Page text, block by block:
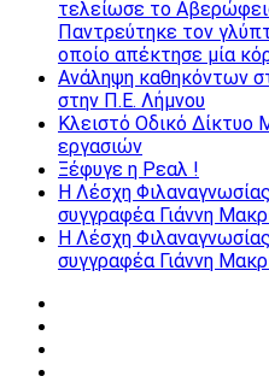
τελείωσε το
Παντρεύτηκε τον
οποίο απέκτησε μία
Ανάληψη καθηκόντων
στην Π.Ε. Λήμνου
Κλειστό Οδικό
εργασιών
Ξέφυγε η Ρεαλ !
Η Λέσχη
συγγραφέα Γιάννη
Η Λέσχη
συγγραφέα Γιάννη